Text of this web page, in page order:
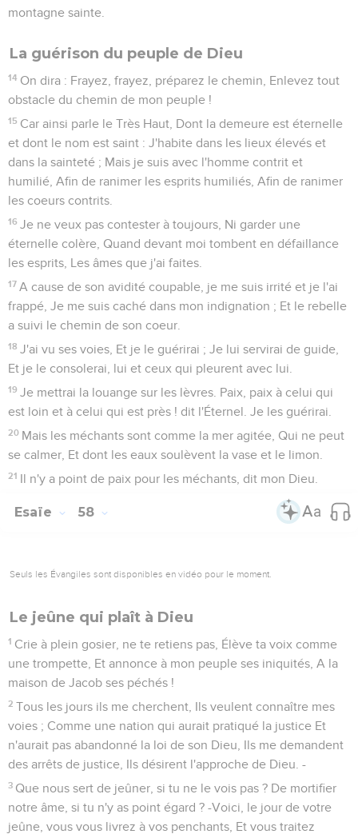
montagne sainte.
La guérison du peuple de Dieu
14 On dira : Frayez, frayez, préparez le chemin, Enlevez tout
obstacle du chemin de mon peuple !
15 Car ainsi parle le Très Haut, Dont la demeure est éternelle
et dont le nom est saint : J'habite dans les lieux élevés et
dans la sainteté ; Mais je suis avec l'homme contrit et
humilié, Afin de ranimer les esprits humiliés, Afin de ranimer
les coeurs contrits.
16 Je ne veux pas contester à toujours, Ni garder une
éternelle colère, Quand devant moi tombent en défaillance
les esprits, Les âmes que j'ai faites.
17 A cause de son avidité coupable, je me suis irrité et je l'ai
frappé, Je me suis caché dans mon indignation ; Et le rebelle
a suivi le chemin de son coeur.
18 J'ai vu ses voies, Et je le guérirai ; Je lui servirai de guide,
Et je le consolerai, lui et ceux qui pleurent avec lui.
19 Je mettrai la louange sur les lèvres. Paix, paix à celui qui
est loin et à celui qui est près ! dit l'Éternel. Je les guérirai.
20 Mais les méchants sont comme la mer agitée, Qui ne peut
se calmer, Et dont les eaux soulèvent la vase et le limon.
21 Il n'y a point de paix pour les méchants, dit mon Dieu.
Esaïe 58
Seuls les Évangiles sont disponibles en vidéo pour le moment.
Le jeûne qui plaît à Dieu
1 Crie à plein gosier, ne te retiens pas, Élève ta voix comme
une trompette, Et annonce à mon peuple ses iniquités, A la
maison de Jacob ses péchés !
2 Tous les jours ils me cherchent, Ils veulent connaître mes
voies ; Comme une nation qui aurait pratiqué la justice Et
n'aurait pas abandonné la loi de son Dieu, Ils me demandent
des arrêts de justice, Ils désirent l'approche de Dieu. -
3 Que nous sert de jeûner, si tu ne le vois pas ? De mortifier
notre âme, si tu n'y as point égard ? -Voici, le jour de votre
jeûne, vous vous livrez à vos penchants, Et vous traitez